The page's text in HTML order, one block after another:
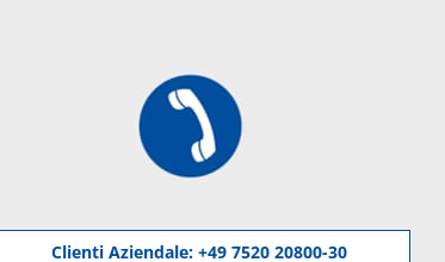
Clienti Aziendale: +49 7520 20800-30